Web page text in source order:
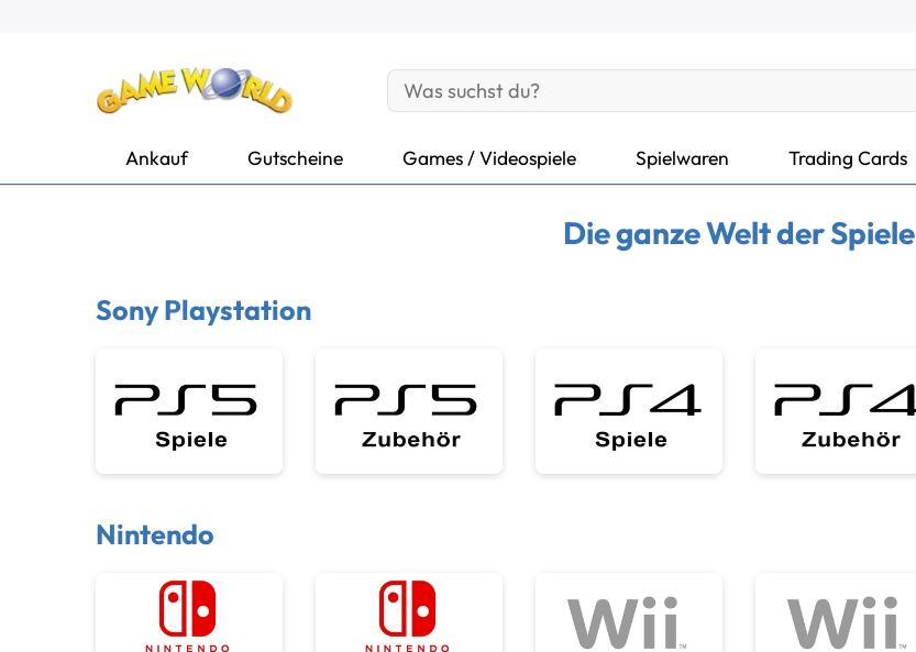
Ankauf Gutscheine Games / Videospiele Spielwaren Trading Cards
Die ganze Welt der Spiele
Sony Playstation
Nintendo